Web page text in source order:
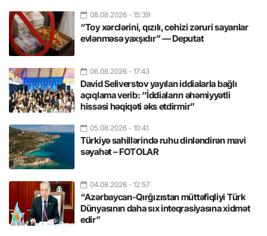
08.08.2026 - 15:39
“Toy xərclərini, qızılı, cehizi zəruri sayanlar
evlənməsə yaxşıdır” — Deputat
06.08.2026 - 17:43
David Seliverstov yayılan iddialarla bağlı
açıqlama verib: “İddiaların əhəmiyyətli
hissəsi həqiqəti əks etdirmir”
05.08.2026 - 10:41
Türkiyə sahillərində ruhu dinləndirən mavi
səyahət – FOTOLAR
04.08.2026 - 12:57
“Azərbaycan-Qırğızıstan müttəfiqliyi Türk
Dünyasının daha sıx inteqrasiyasına xidmət
edir”